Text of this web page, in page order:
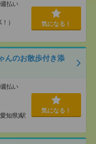
払い
）
気になる！
んのお散歩付き添
払い
知県)駅
気になる！